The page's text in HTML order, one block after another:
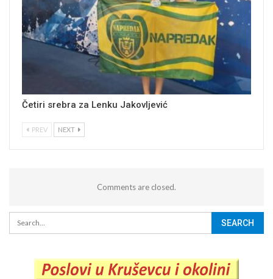
Četiri srebra za Lenku Jakovljević
PREV NEXT
Comments are closed.